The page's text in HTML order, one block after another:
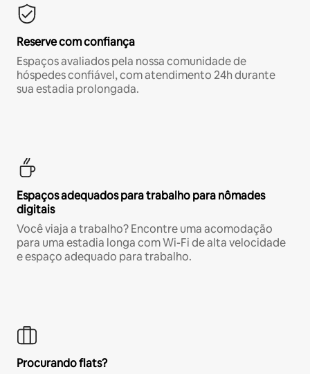
Reserve com confiança
Espaços avaliados pela nossa comunidade de
hóspedes confiável, com atendimento 24h durante
sua estadia prolongada.
Espaços adequados para trabalho para nômades
digitais
Você viaja a trabalho? Encontre uma acomodação
para uma estadia longa com Wi-Fi de alta velocidade
e espaço adequado para trabalho.
Procurando flats?